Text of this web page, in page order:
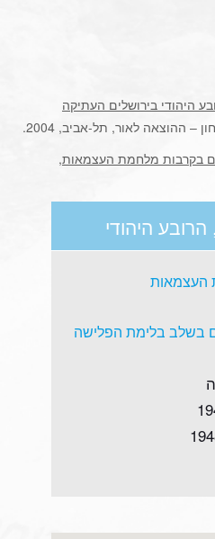
היהודי בירושלים העתיקה
– ההוצאה לאור, תל-אביב, 2004.
בקרבות מלחמת העצמאות,
הרובע היהודי
העצמאות
בשלב בלימת הפלישה